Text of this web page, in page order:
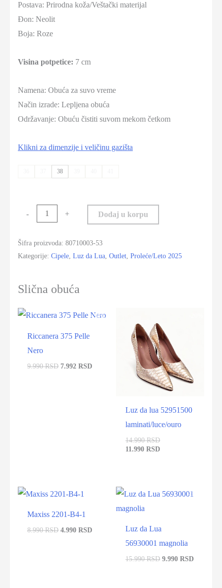
Postava: Prirodna koža/Veštački materijal
Đon: Neolit
Boja: Roze
Visina potpetice: 7 cm
Namena: Obuća za suvo vreme
Način izrade: Lepljena obuća
Održavanje: Obuću čistiti suvom mekom četkom
Klikni za dimenzije i veličinu gazišta
38
- + Dodaj u korpu
Šifra proizvoda: 80710003-53
Kategorije: Cipele Luz da Lua Outlet Proleće/Leto 2025
Slična obuća
-20%
Riccanera 375 Pelle
Nero
9.990 RSD 7.992 RSD
Luz da lua 52951500
laminati/luce/ouro
14.990 RSD
11.990 RSD
Maxiss 2201-B4-1
8.990 RSD 4.990 RSD
-38%
Luz da Lua
56930001 magnolia
15.990 RSD 9.990 RSD